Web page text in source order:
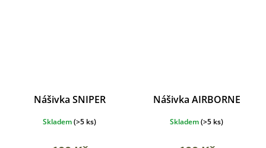
Nášivka SNIPER
Skladem(>5 ks)
Nášivka AIRBORNE
Skladem(>5 ks)